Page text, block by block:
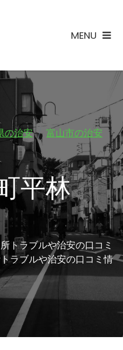
MENU
の治安
富山市の治安
平林
トラブルや治安の口コミ
ラブルや治安の口コミ情